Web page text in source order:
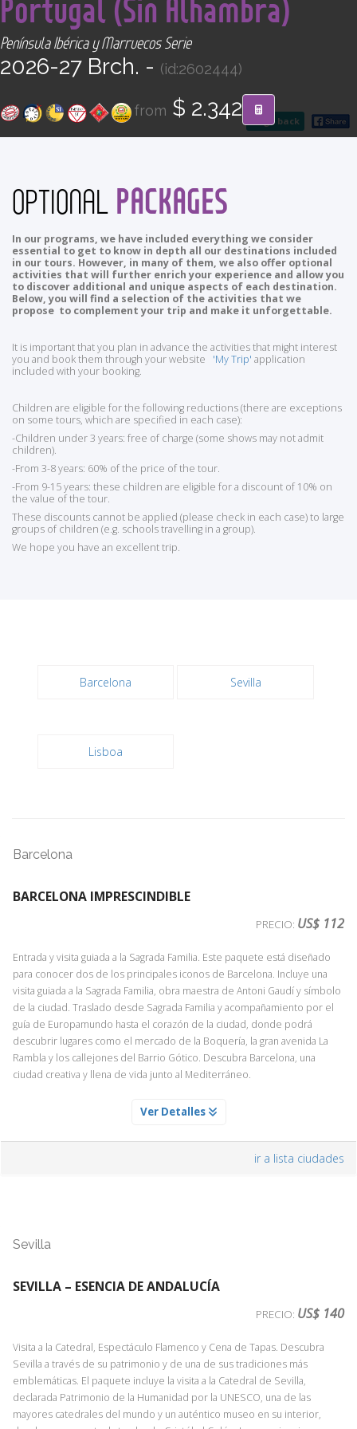
CONTACT
go back
Portugal (Sin Alhambra)
Península Ibérica y Marruecos Serie
2026-27 Brch. - (id:2602444)
from $ 2.342
OPTIONAL PACKAGES
In our programs, we have included everything we consider
essential to get to know in depth all our destinations included
in our tours. However, in many of them, we also offer optional
activities that will further enrich your experience and allow you
to discover additional and unique aspects of each destination.
Below, you will find a selection of the activities that we
propose to complement your trip and make it unforgettable.
It is important that you plan in advance the activities that might interest
you and book them through your website 'My Trip' application
included with your booking.
Children are eligible for the following reductions (there are exceptions
on some tours, which are specified in each case):
-Children under 3 years: free of charge (some shows may not admit
children).
-From 3-8 years: 60% of the price of the tour.
-From 9-15 years: these children are eligible for a discount of 10% on
the value of the tour.
These discounts cannot be applied (please check in each case) to large
groups of children (e.g. schools travelling in a group).
We hope you have an excellent trip.
Barcelona Sevilla
Lisboa
Barcelona
BARCELONA IMPRESCINDIBLE
PRECIO: US$ 112
Entrada y visita guiada a la Sagrada Familia. Este paquete está diseñado
para conocer dos de los principales iconos de Barcelona. Incluye una
visita guiada a la Sagrada Familia, obra maestra de Antoni Gaudí y símbolo
de la ciudad. Traslado desde Sagrada Familia y acompañamiento por el
guía de Europamundo hasta el corazón de la ciudad, donde podrá
descubrir lugares como el mercado de la Boquería, la gran avenida La
Rambla y los callejones del Barrio Gótico. Descubra Barcelona, una
ciudad creativa y llena de vida junto al Mediterráneo.
LA RAMBLA Y EL BARRIO GOTICO DE BARCELONA
acompañará trasladandoles hasta el corazón de la ciudad condal, donde
posibles hoy día, integrándonos en la visión de un genio, Antoni Gaudí,
capaz de imaginar a inicios del siglo XX un edificio que incorporase al
espectador en el proceso de la Creación Divina, y hacer que durante
casi 150 años las generaciones sucesivas nos implicáramos en su sueño.
Algo diferente, imposible de encontrar en ningún otro lugar, un
Ver Detalles
ir a lista ciudades
Sevilla
SEVILLA – ESENCIA DE ANDALUCÍA
PRECIO: US$ 140
Visita a la Catedral, Espectáculo Flamenco y Cena de Tapas. Descubra
Sevilla a través de su patrimonio y de una de sus tradiciones más
emblemáticas. El paquete incluye la visita a la Catedral de Sevilla,
declarada Patrimonio de la Humanidad por la UNESCO, una de las
mayores catedrales del mundo y un auténtico museo en su interior,